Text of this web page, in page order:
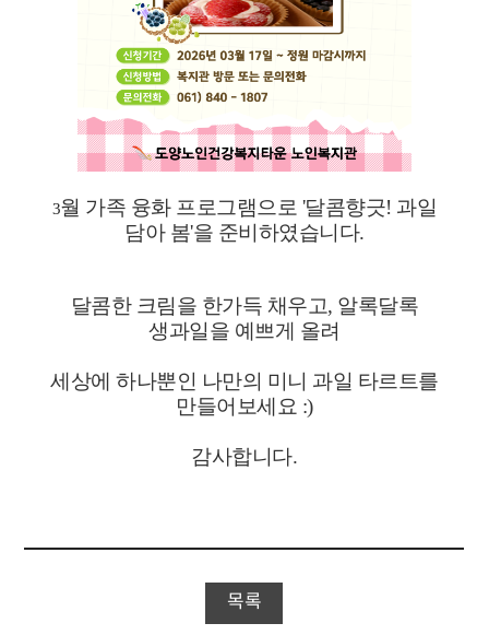
3월 가족 융화 프로그램으로 '달콤향긋! 과일
담아 봄'을 준비하였습니다.
달콤한 크림을 한가득 채우고, 알록달록
생과일을 예쁘게 올려
세상에 하나뿐인 나만의 미니 과일 타르트를
만들어보세요 :)
감사합니다.
목록